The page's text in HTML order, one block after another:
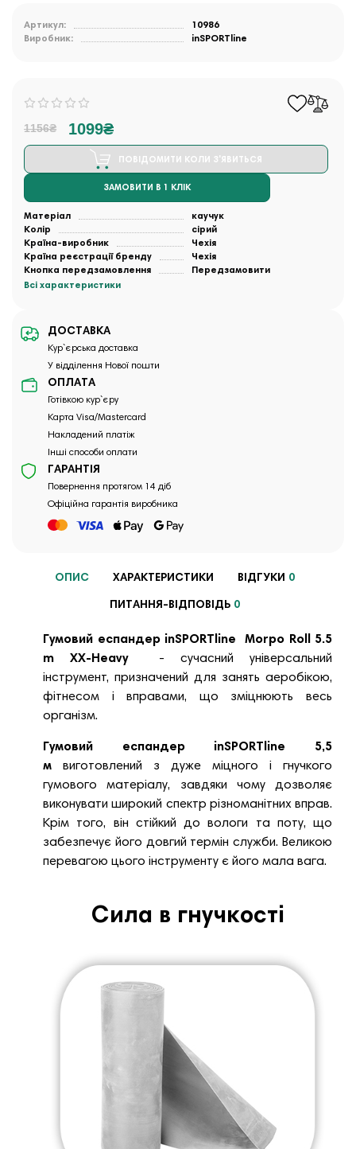
Артикул:
10986
Виробник:
inSPORTline
1156₴ 1099₴
ПОВІДОМИТИ КОЛИ З'ЯВИТЬСЯ
ЗАМОВИТИ В 1 КЛІК
Матеріал
каучук
Колір
сірий
Країна-виробник
Чехія
Країна реєстрації бренду
Чехія
Кнопка передзамовлення
Передзамовити
Всі характеристики
ДОСТАВКА
Кур`єрська доставка
У відділення Нової пошти
ОПЛАТА
Готівкою кур`єру
Карта Visa/Mastercard
Накладений платіж
Інші способи оплати
ГАРАНТІЯ
Повернення протягом 14 діб
Офіційна гарантія виробника
ОПИС ХАРАКТЕРИСТИКИ ВІДГУКИ 0
ПИТАННЯ-ВІДПОВІДЬ 0
Гумовий еспандер inSPORTline Morpo Roll 5.5
m XX-Heavy
- сучасний універсальний
інструмент, призначений для занять аеробікою,
фітнесом і вправами, що зміцнюють весь
організм.
Гумовий еспандер inSPORTline 5,5
м виготовлений з дуже міцного і гнучкого
гумового матеріалу, завдяки чому дозволяє
виконувати широкий спектр різноманітних вправ.
Крім того, він стійкий до вологи та поту, що
забезпечує його довгий термін служби. Великою
перевагою цього інструменту є його мала вага.
Сила в гнучкості